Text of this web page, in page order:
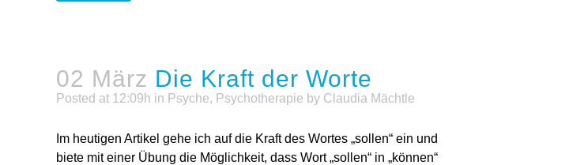
02 März Die Kraft der Worte
Posted at 12:09h in Psyche, Psychotherapie by Claudia Mächtle
Im heutigen Artikel gehe ich auf die Kraft des Wortes „sollen“ ein und
biete mit einer Übung die Möglichkeit, dass Wort „sollen“ in „können“